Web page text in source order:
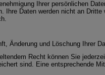
Ihrer persönlichen
Ihre Daten werden nicht an
Änderung und Löschung Ihrer
Recht können Sie
sind. Eine entsprechende